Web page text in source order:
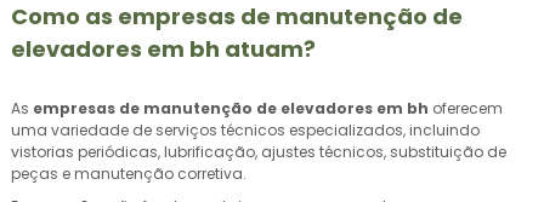
Como as empresas de manutenção de
elevadores em bh atuam?
As empresas de manutenção de elevadores em bh oferecem
uma variedade de serviços técnicos especializados, incluindo
vistorias periódicas, lubrificação, ajustes técnicos, substituição de
peças e manutenção corretiva.